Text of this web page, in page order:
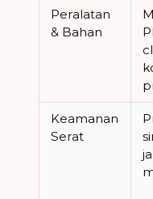
Peralatan
& Bahan
Keamanan
Serat